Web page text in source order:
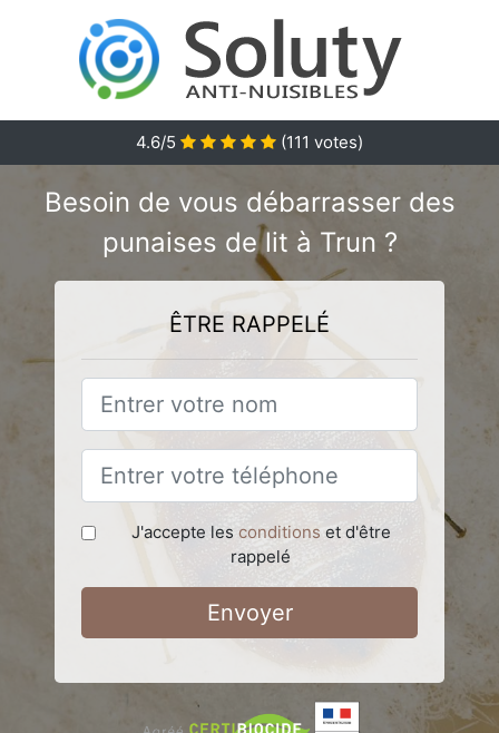
4.6/5 (111 votes)
Besoin de vous débarrasser des
punaises de lit à Trun ?
ÊTRE RAPPELÉ
J'accepte les conditions et d'être
rappelé
Envoyer